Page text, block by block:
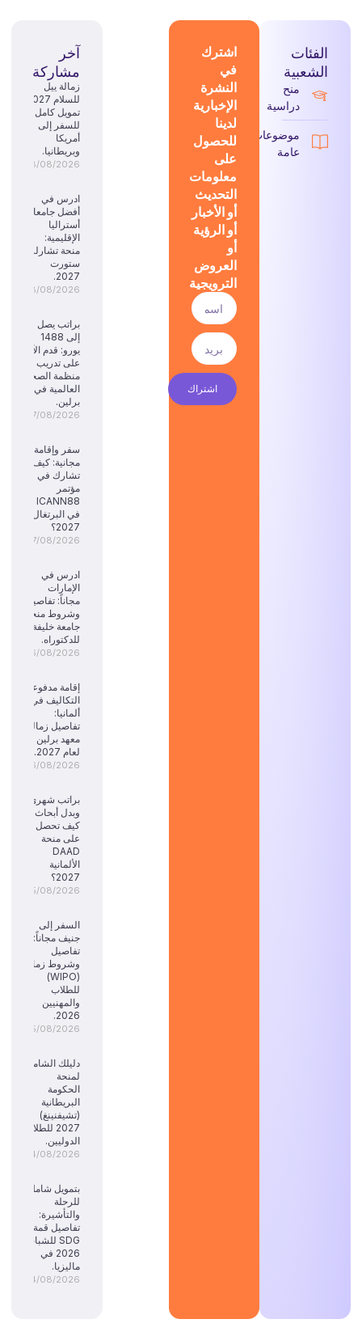
الفئات
الشعبية
منح
دراسية
موضوعات
عامة
اشترك
في
النشرة
الإخبارية
لدينا
للحصول
على
معلومات
التحديث
أو الأخبار
أو الرؤية
العروض
الترويجية
اشتراك
آخر
مشاركة
زمالة ييل
للسلام 2027:
تمويل كامل
للسفر إلى
أمريكا
وبريطانيا.
08/08/2026
ادرس في
أفضل جامعات
أستراليا
الإقليمية:
منحة تشارلز
ستورت
2027.
08/08/2026
براتب يصل
إلى 1488
يورو: قدم الآن
على تدريب
منظمة الصحة
العالمية في
برلين.
07/08/2026
سفر وإقامة
مجانية: كيف
تشارك في
مؤتمر
ICANN88
في البرتغال
2027؟
07/08/2026
ادرس في
الإمارات
مجاناً: تفاصيل
وشروط منحة
جامعة خليفة
للدكتوراه.
06/08/2026
إقامة مدفوعة
التكاليف في
ألمانيا:
تفاصيل زمالة
معهد برلين
لعام 2027.
06/08/2026
براتب شهري
وبدل أبحاث:
كيف تحصل
على منحة
DAAD
الألمانية
2027؟
05/08/2026
السفر إلى
جنيف مجاناً:
تفاصيل
وشروط زمالة
(WIPO)
للطلاب
والمهنيين
2026.
05/08/2026
دليلك الشامل
لمنحة
الحكومة
البريطانية
(تشيفنينغ)
2027 للطلاب
الدوليين.
04/08/2026
بتمويل شامل
للرحلة
والتأشيرة:
تفاصيل قمة
SDG للشباب
2026 في
ماليزيا.
04/08/2026